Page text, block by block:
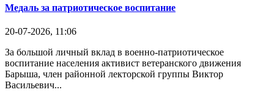
Медаль за патриотическое воспитание
20-07-2026, 11:06
За большой личный вклад в военно-патриотическое
воспитание населения активист ветеранского движения
Барыша, член районной лекторской группы Виктор
Васильевич...